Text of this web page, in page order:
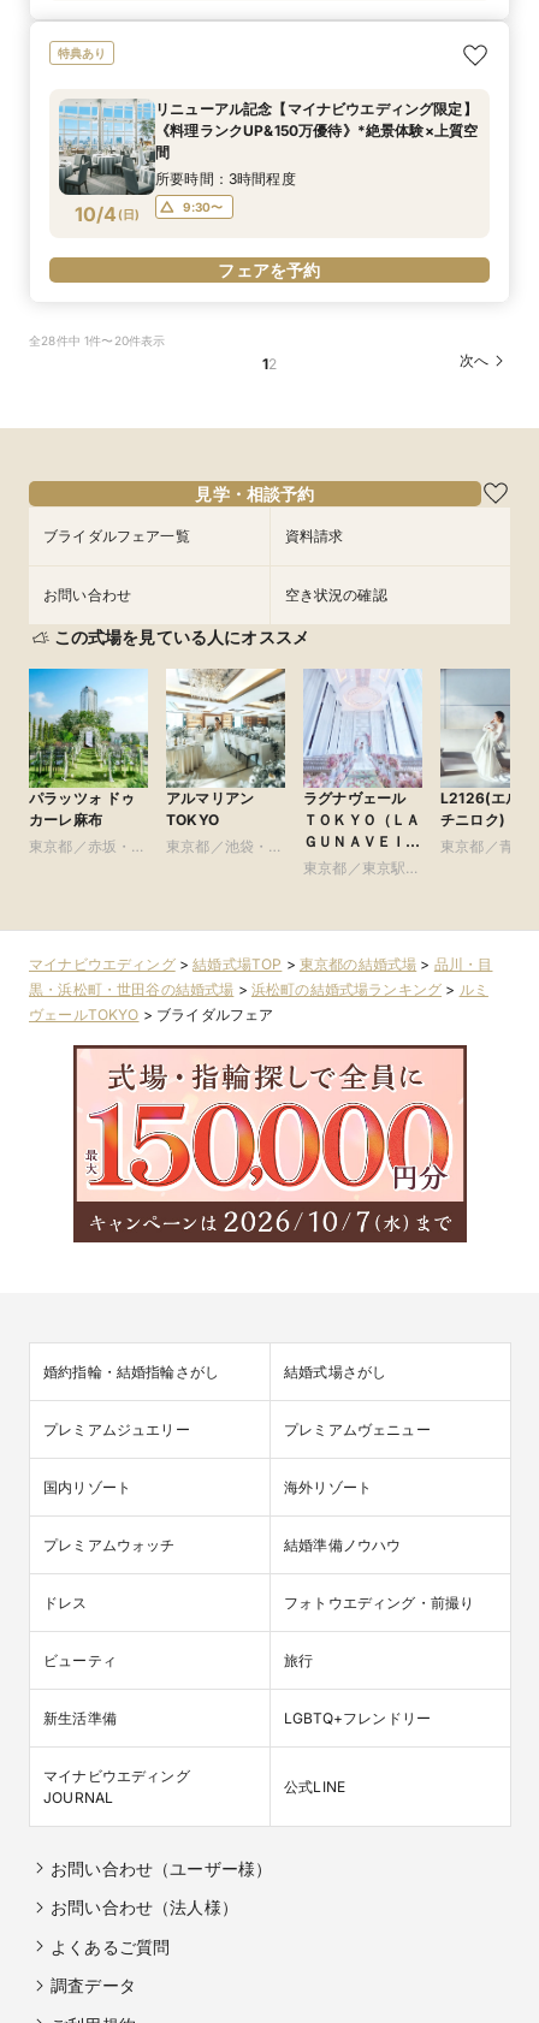
特典あり
10/4 (日)
リニューアル記念【マイナビウエディング限定】
《料理ランクUP&150万優待》*絶景体験×上質空
間
所要時間：3時間程度
9:30〜
フェアを予約
全28件中 1件〜20件表示
12 次へ
見学・相談予約
ブライダルフェア一覧 資料請求
お問い合わせ 空き状況の確認
この式場を見ている人にオススメ
パラッツォ ドゥ
カーレ麻布
東京都／赤坂・六
アルマリアン
TOKYO
東京都／池袋・練
ラグナヴェール
ＴＯＫＹＯ（ＬＡ
ＧＵＮＡＶＥＩＬ
ＴＯＫＹＯ）
東京都／東京駅・
L2126(エルニ
チニロク)
東京都／青山
マイナビウエディング>結婚式場TOP > 東京都の結婚式場 > 品川・目
黒・浜松町・世田谷の結婚式場 > 浜松町の結婚式場ランキング > ルミ
ヴェールTOKYO > ブライダルフェア
婚約指輪・結婚指輪さがし 結婚式場さがし
プレミアムジュエリー プレミアムヴェニュー
国内リゾート 海外リゾート
プレミアムウォッチ 結婚準備ノウハウ
ドレス フォトウエディング・前撮り
ビューティ 旅行
新生活準備 LGBTQ+フレンドリー
マイナビウエディング
JOURNAL
公式LINE
お問い合わせ（ユーザー様）
お問い合わせ（法人様）
よくあるご質問
調査データ